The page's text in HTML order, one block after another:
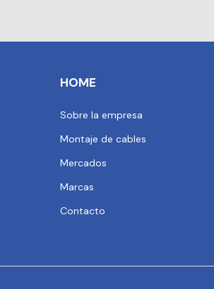
HOME
Sobre la empresa
Montaje de cables
Mercados
Marcas
Contacto